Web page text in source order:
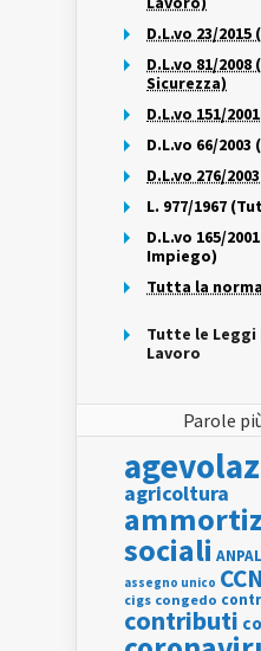
D.L.vo 23/
D.L.vo 81/2008
Sicurezza)
D.L.vo 151/
D.L.vo 66/
D.L.vo 276/
L. 977/1967
D.L.vo 165/
Impiego)
Tutta la
Tutte le
Lavoro
Parole
agricoltura
sociali ANPAL
assegno unico
cigs congedo
contributi